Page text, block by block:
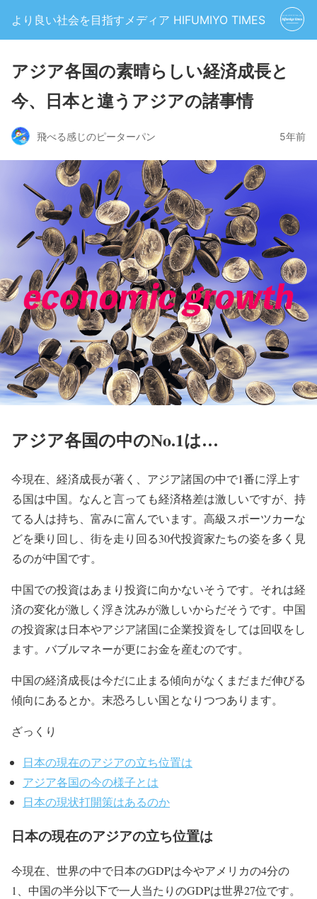
より良い社会を目指すメディア HIFUMIYO TIMES
アジア各国の素晴らしい経済成長と
今、日本と違うアジアの諸事情
飛べる感じのピーターパン 5年前
アジア各国の中のNo.1は…
今現在、経済成長が著く、アジア諸国の中で1番に浮上す
る国は中国。なんと言っても経済格差は激しいですが、持
てる人は持ち、富みに富んでいます。高級スポーツカーな
どを乗り回し、街を走り回る30代投資家たちの姿を多く見
るのが中国です。
中国での投資はあまり投資に向かないそうです。それは経
済の変化が激しく浮き沈みが激しいからだそうです。中国
の投資家は日本やアジア諸国に企業投資をしては回収をし
ます。バブルマネーが更にお金を産むのです。
中国の経済成長は今だに止まる傾向がなくまだまだ伸びる
傾向にあるとか。末恐ろしい国となりつつあります。
ざっくり
日本の現在のアジアの立ち位置は
アジア各国の今の様子とは
日本の現状打開策はあるのか
日本の現在のアジアの立ち位置は
今現在、世界の中で日本のGDPは今やアメリカの4分の
1、中国の半分以下で一人当たりのGDPは世界27位です。